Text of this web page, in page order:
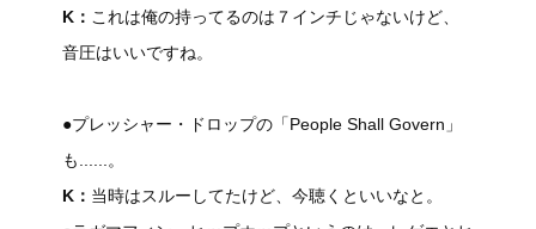
K： これは俺の持ってるのは７インチじゃないけど、
音圧はいいですね。
●プレッシャー・ドロップの「People Shall Govern」
も......。
K： 当時はスルーしてたけど、今聴くといいなと。